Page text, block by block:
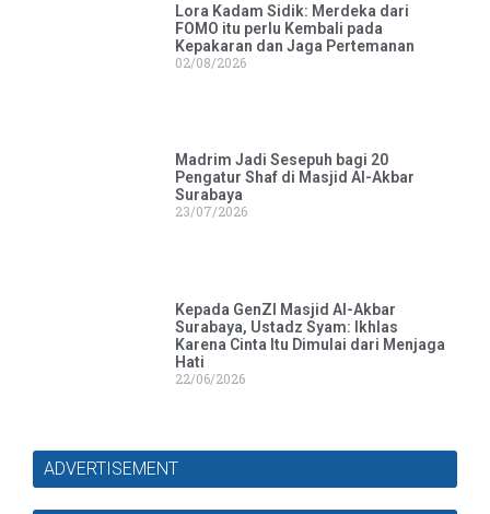
Lora Kadam Sidik: Merdeka dari
FOMO itu perlu Kembali pada
Kepakaran dan Jaga Pertemanan
02/08/2026
Madrim Jadi Sesepuh bagi 20
Pengatur Shaf di Masjid Al-Akbar
Surabaya
23/07/2026
Kepada GenZI Masjid Al-Akbar
Surabaya, Ustadz Syam: Ikhlas
Karena Cinta Itu Dimulai dari Menjaga
Hati
22/06/2026
ADVERTISEMENT